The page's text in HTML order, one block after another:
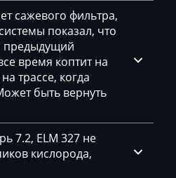
сажевого фильтра,
показал, что
предыдущий
время коптит на
трассе, когда
быть вернуть
7.2, ELM 327 не
кислорода,